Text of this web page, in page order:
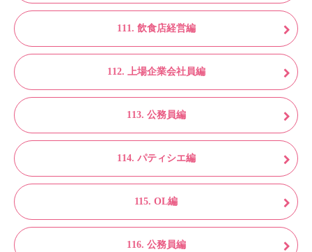
111. 飲食店経営編
112. 上場企業会社員編
113. 公務員編
114. パティシエ編
115. OL編
116. 公務員編